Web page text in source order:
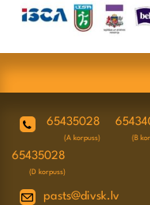
65435028
(A korpuss) (B
65435028
(D korpuss)
pasts@divsk.lv